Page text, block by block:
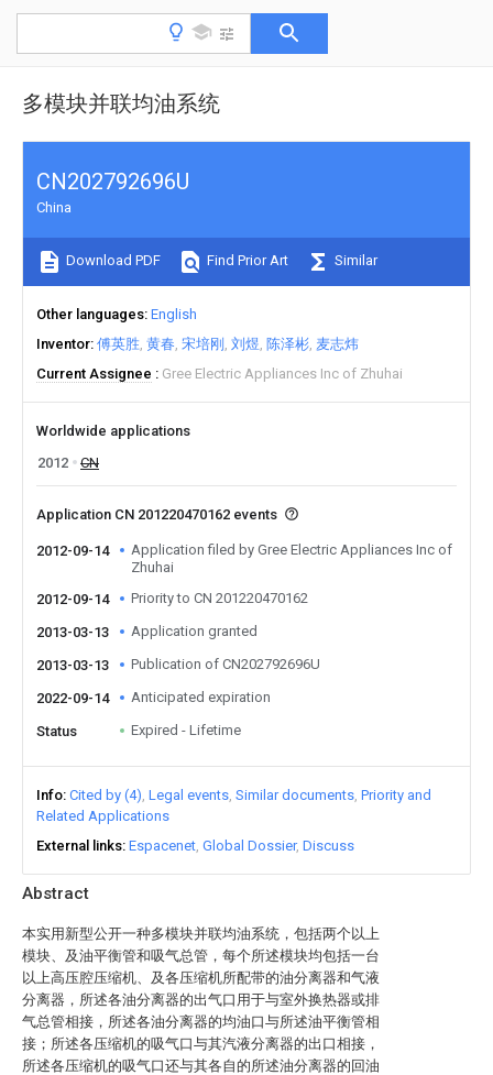
多模块并联均油系统
Abstract
本实用新型公开一种多模块并联均油系统，包括两个以上
模块、及油平衡管和吸气总管，每个所述模块均包括一台
以上高压腔压缩机、及各压缩机所配带的油分离器和气液
分离器，所述各油分离器的出气口用于与室外换热器或排
气总管相接，所述各油分离器的均油口与所述油平衡管相
接；所述各压缩机的吸气口与其汽液分离器的出口相接，
所述各压缩机的吸气口还与其各自的所述油分离器的回油
CN202792696U
China
Download PDF Find Prior Art Similar
Other languages English
Inventor 傅英胜 黄春 宋培刚 刘煜 陈泽彬 麦志炜
Current Assignee
Gree Electric Appliances Inc of Zhuhai
Worldwide applications
2012
CN
Application CN 201220470162 events
2012-09-14
Application filed by Gree Electric Appliances Inc of
Zhuhai
2012-09-14
Priority to CN 201220470162
2013-03-13 Application granted
2013-03-13 Publication of CN202792696U
2022-09-14 Anticipated expiration
Status Expired - Lifetime
Info Cited by (4) Legal events Similar documents Priority and
Related Applications
External links Espacenet Global Dossier Discuss